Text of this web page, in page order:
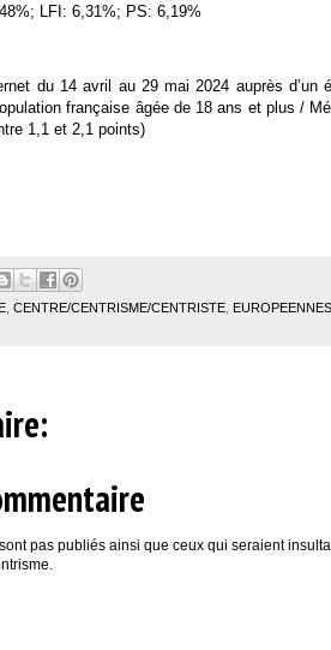
LFI: 6,31%; PS: 6,19%
du 14 avril au 29 mai 2024 auprès d’un
française âgée de 18 ans et plus /
1,1 et 2,1 points)
CENTRE/CENTRISME/CENTRISTE
pas publiés ainsi que ceux qui seraient